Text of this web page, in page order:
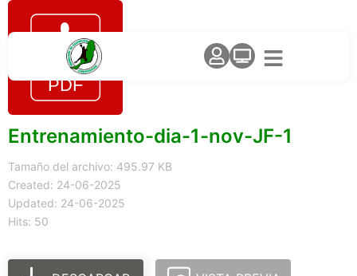
Entrenamiento-dia-1-nov-JF-1
Tamaño del archivo: 495.97 KB
Created: 24-06-2025
Updated: 24-06-2025
Hits: 50